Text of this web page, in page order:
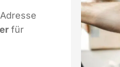
für